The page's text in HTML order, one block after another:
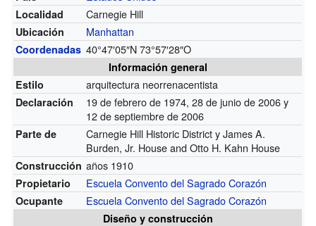
Localidad Carnegie Hill
Ubicación Manhattan
Coordenadas 40°47′05″N73°57′28″O
Información general
Estilo
arquitectura neorrenacentista
Declaración
19 de febrero de 1974, 28 de junio de 2006 y
12 de septiembre de 2006
Parte de
Carnegie Hill Historic District y James A.
Burden, Jr. House and Otto H. Kahn House
Construcción años 1910
Propietario Escuela Convento del Sagrado Corazón
Ocupante Escuela Convento del Sagrado Corazón
Diseño y construcción